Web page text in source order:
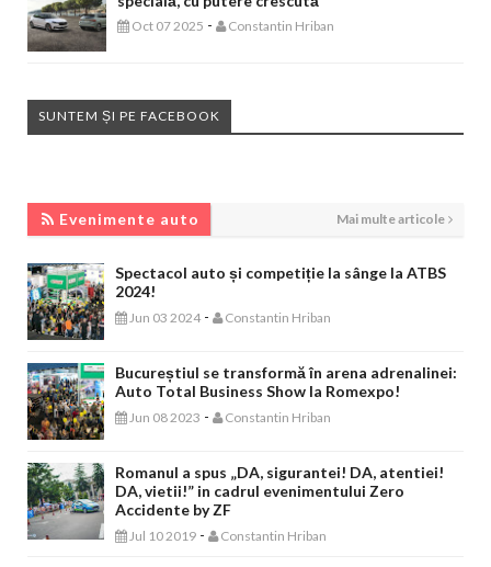
Oct 07 2025 - Constantin Hriban
SUNTEM ȘI PE FACEBOOK
Evenimente auto Mai multe articole
Spectacol auto și competiție la sânge la ATBS
2024!
Jun 03 2024 - Constantin Hriban
Bucureștiul se transformă în arena adrenalinei:
Auto Total Business Show la Romexpo!
Jun 08 2023 - Constantin Hriban
Romanul a spus „DA, sigurantei! DA, atentiei!
DA, vietii!” in cadrul evenimentului Zero
Accidente by ZF
Jul 10 2019 - Constantin Hriban